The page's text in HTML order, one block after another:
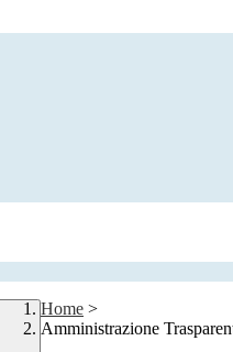
Home >
Amministrazione